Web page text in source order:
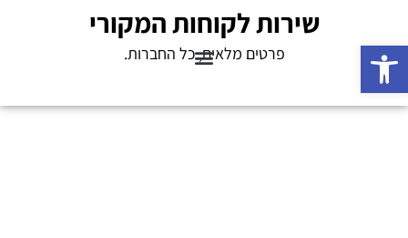
פתח סרגל נגישות
שירות לקוחות המקורי
פרטים מלאים, כל החברות.